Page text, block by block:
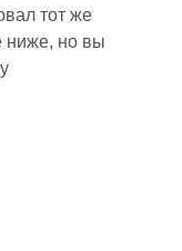
тот же
ниже, но вы